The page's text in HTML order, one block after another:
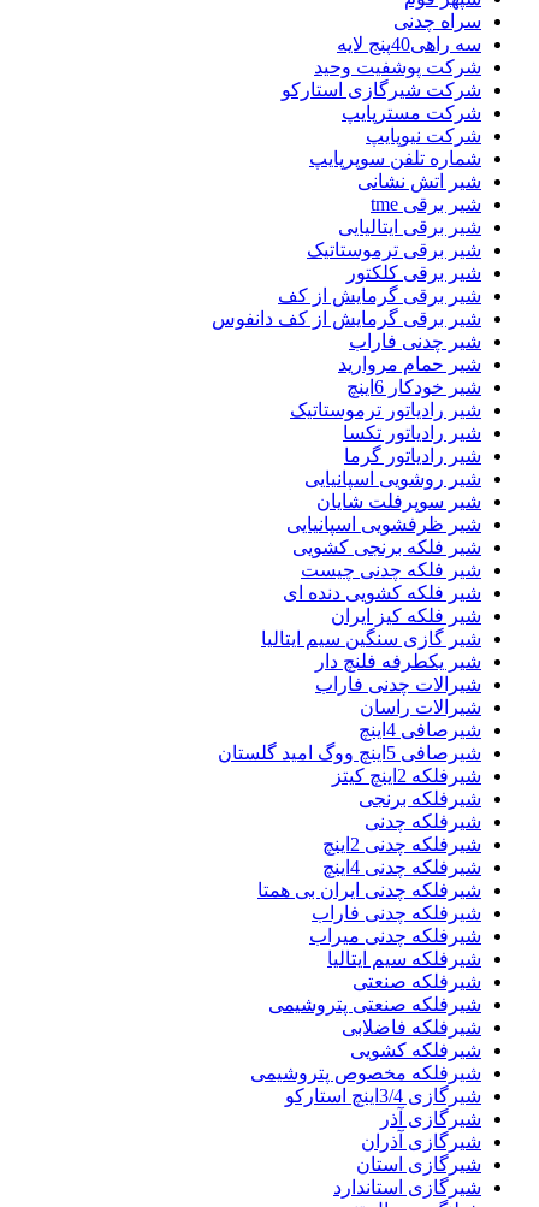
سراه چدنی
سه راهی40پنج لایه
شرکت پوشفیت وحید
شرکت شیرگازی استارکو
شرکت مسترپایپ
شرکت نیوپایپ
شماره تلفن سوپرپایپ
شیر اتش نشانی
شیر برقی tme
شیر برقی ایتالیایی
شیر برقی ترموستاتیک
شیر برقی کلکتور
شیر برقی گرمایش از کف
شیر برقی گرمایش از کف دانفوس
شیر چدنی فاراب
شیر حمام مروارید
شیر خودکار 6اینچ
شیر رادیاتور ترموستاتیک
شیر رادیاتور تکسا
شیر رادیاتور گرما
شیر روشویی اسپانیایی
شیر سوپرفلت شایان
شیر ظرفشویی اسپانیایی
شیر فلکه برنجی کشویی
شیر فلکه چدنی چیست
شیر فلکه کشویی دنده ای
شیر فلکه کیز ایران
شیر گازی سنگین سیم ایتالیا
شیر یکطرفه فلنچ دار
شیرالات چدنی فاراب
شیرالات راسان
شیرصافی 4اینچ
شیرصافی 5اینچ ووگ امید گلستان
شیرفلکه 2اینچ کیتز
شیرفلکه برنجی
شیرفلکه چدنی
شیرفلکه چدنی 2اینچ
شیرفلکه چدنی 4اینچ
شیرفلکه چدنی ایران بی همتا
شیرفلکه چدنی فاراب
شیرفلکه چدنی میراب
شیرفلکه سیم ایتالیا
شیرفلکه صنعتی
شیرفلکه صنعتی پتروشیمی
شیرفلکه فاضلابی
شیرفلکه کشویی
شیرفلکه مخصوص پتروشیمی
شیرگازی 3/4اینچ استارکو
شیرگازی آذر
شیرگازی آذران
شیرگازی استان
شیرگازی استاندارد